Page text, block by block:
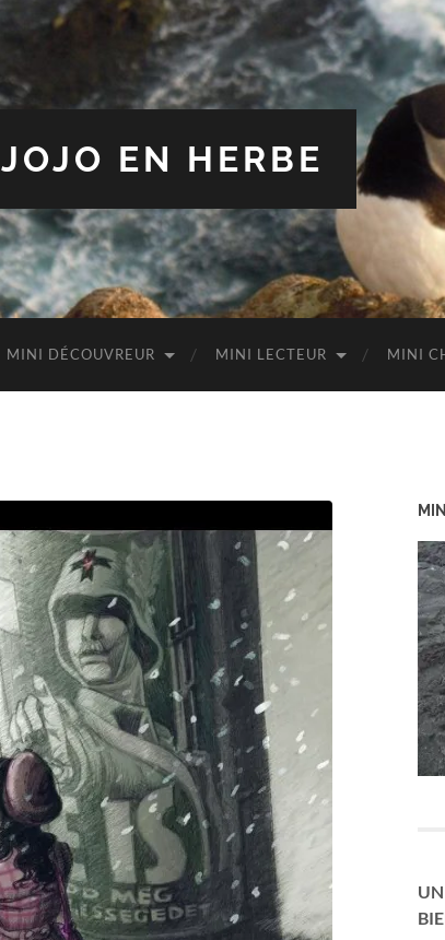
JOJO EN HERBE
MINI DÉCOUVREUR MINI LECTEUR MINI